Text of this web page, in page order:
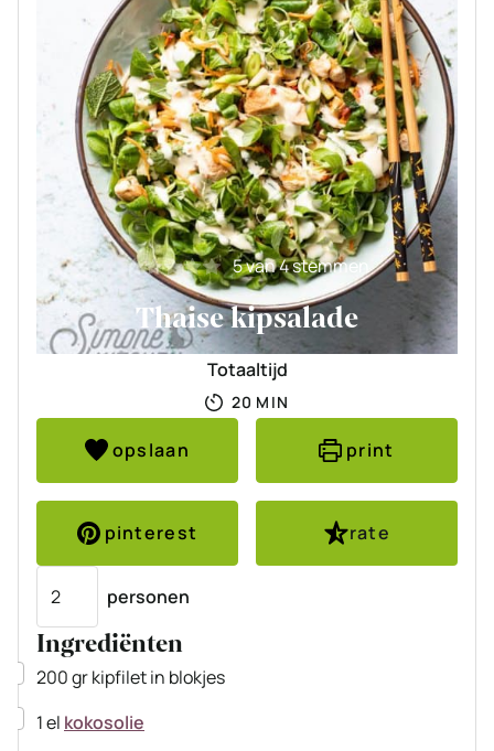
5van4stemmen
Thaise kipsalade
Totaaltijd
20 MINUTEN
MIN
opslaan print
pinterest
rate
personen
Ingrediënten
▢
200grkipfiletin blokjes
▢
1el kokosolie